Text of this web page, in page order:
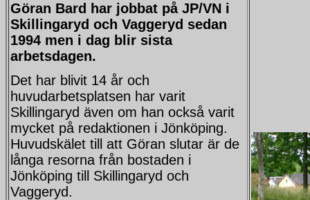
Göran Bard har jobbat på JP/VN i
Skillingaryd och Vaggeryd sedan
1994 men i dag blir sista
arbetsdagen.
Det har blivit 14 år och
huvudarbetsplatsen har varit
Skillingaryd även om han också varit
mycket på redaktionen i Jönköping.
Huvudskälet till att Göran slutar är de
långa resorna från bostaden i
Jönköping till Skillingaryd och
Vaggeryd.